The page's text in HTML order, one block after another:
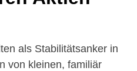
als Stabilitätsanker in
von kleinen, familiär